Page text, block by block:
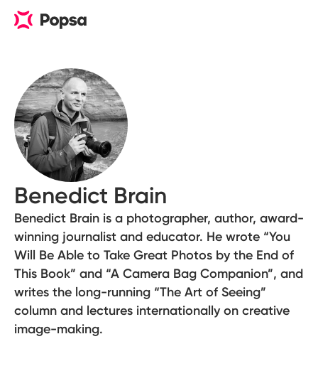
Benedict Brain
Benedict Brain is a photographer, author, award-
winning journalist and educator. He wrote “You
Will Be Able to Take Great Photos by the End of
This Book” and “A Camera Bag Companion”, and
writes the long-running “The Art of Seeing”
column and lectures internationally on creative
image-making.